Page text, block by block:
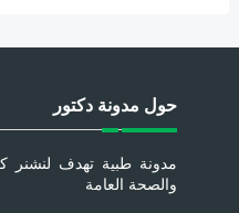
حول مدونة دكتور
مدونة طبية تهدف
والصحة العامة